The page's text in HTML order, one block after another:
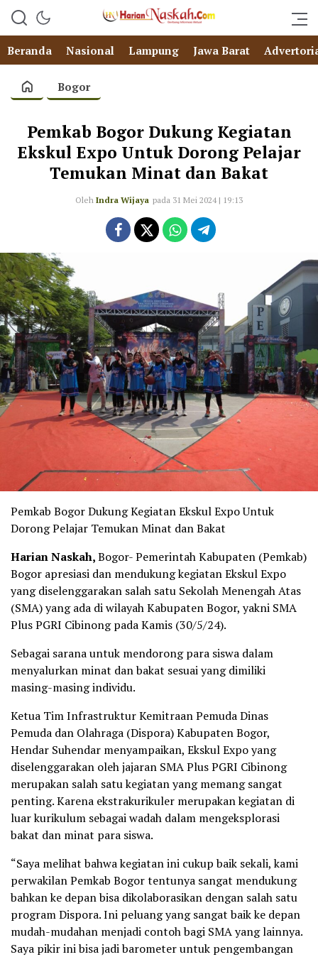
Beranda Nasional Lampung Jawa Barat
Bogor
Pemkab Bogor Dukung Kegiatan
Ekskul Expo Untuk Dorong Pelajar
Temukan Minat dan Bakat
Oleh Indra Wijaya pada 31 Mei 2024 | 19:13
Pemkab Bogor Dukung Kegiatan Ekskul Expo Untuk
Dorong Pelajar Temukan Minat dan Bakat
Harian Naskah,Bogor- Pemerintah Kabupaten (Pemkab)
Bogor apresiasi dan mendukung kegiatan Ekskul Expo
yang diselenggarakan salah satu Sekolah Menengah Atas
(SMA) yang ada di wilayah Kabupaten Bogor, yakni SMA
Plus PGRI Cibinong pada Kamis (30/5/24).
Sebagai sarana untuk mendorong para siswa dalam
menyalurkan minat dan bakat sesuai yang dimiliki
masing-masing individu.
Ketua Tim Infrastruktur Kemitraan Pemuda Dinas
Pemuda dan Olahraga (Dispora) Kabupaten Bogor,
Hendar Suhendar menyampaikan, Ekskul Expo yang
diselenggarakan oleh jajaran SMA Plus PGRI Cibinong
merupakan salah satu kegiatan yang memang sangat
penting. Karena ekstrakurikuler merupakan kegiatan di
luar kurikulum sebagai wadah dalam mengeksplorasi
bakat dan minat para siswa.
“Saya melihat bahwa kegiatan ini cukup baik sekali, kami
perwakilan Pemkab Bogor tentunya sangat mendukung
bahkan ke depan bisa dikolaborasikan dengan salah satu
program Dispora. Ini peluang yang sangat baik ke depan
mudah-mudahan menjadi contoh bagi SMA yang lainnya.
Saya pikir ini bisa jadi barometer untuk pengembangan